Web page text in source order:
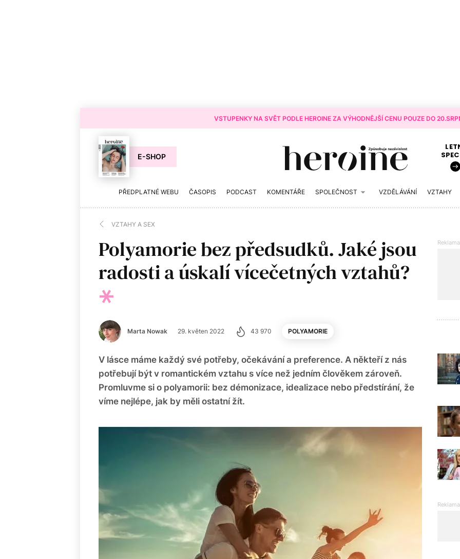
VSTUPENKY NA SVĚT PODLE HEROINE ZA VÝHODNĚJŠÍ CENU POUZE DO
E-SHOP
PŘEDPLATNÉ WEBU ČASOPIS PODCAST KOMENTÁŘE SPOLEČNOST VZDĚLÁVÁNÍ VZTAHY
VZTAHY A SEX
Polyamorie bez předsudků. Jaké jsou
radosti a úskalí vícečetných vztahů?
Marta Nowak 29. květen 2022 43 970 POLYAMORIE
V lásce máme každý své potřeby, očekávání a preference. A někteří z nás
potřebují být v romantickém vztahu s více než jedním člověkem zároveň.
Promluvme si o polyamorii: bez démonizace, idealizace nebo předstírání, že
víme nejlépe, jak by měli ostatní žít.